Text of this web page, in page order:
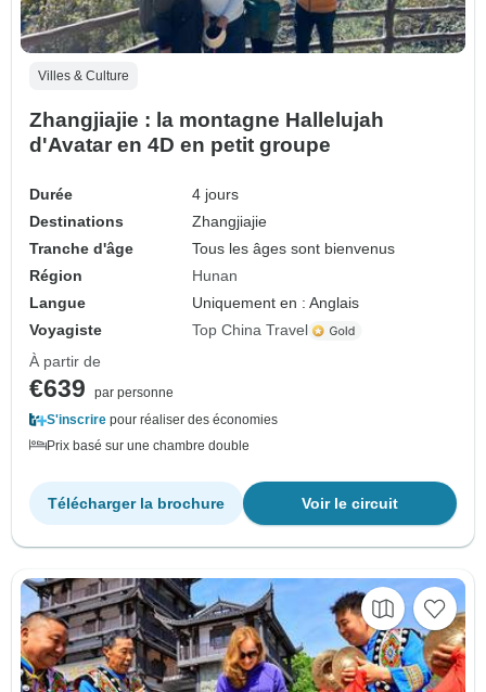
Villes & Culture
Zhangjiajie : la montagne Hallelujah
d'Avatar en 4D en petit groupe
Durée
4 jours
Destinations
Zhangjiajie
Tranche d'âge
Tous les âges sont bienvenus
Région
Hunan
Langue
Uniquement en : Anglais
Voyagiste
Top China Travel
À partir de
€639
par personne
S'inscrire pour réaliser des économies
Prix basé sur une chambre double
Voir le circuit
Télécharger la brochure